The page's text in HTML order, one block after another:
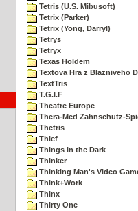
Tetris (U.S. Mibusoft)
Tetrix (Parker)
Tetrix (Yong, Darryl)
Tetrys
Tetryx
Texas Holdem
Textova Hra z Blazniveho
TextTris
T.G.I.F
Theatre Europe
Thera-Med Zahnschutz-
Thetris
Thief
Things in the Dark
Thinker
Thinking Man's Video
Think+Work
Thinx
Thirty One